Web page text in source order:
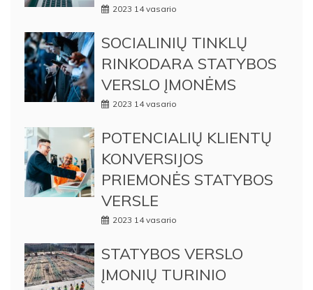
2023 14 vasario
SOCIALINIŲ TINKLŲ
RINKODARA STATYBOS
VERSLO ĮMONĖMS
2023 14 vasario
POTENCIALIŲ KLIENTŲ
KONVERSIJOS
PRIEMONĖS STATYBOS
VERSLE
2023 14 vasario
STATYBOS VERSLO
ĮMONIŲ TURINIO